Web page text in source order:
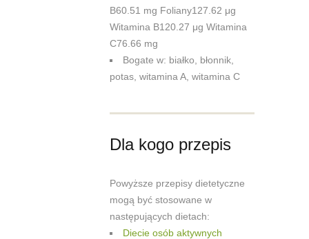
B60.51 mg Foliany127.62 μg
Witamina B120.27 μg Witamina
C76.66 mg
Bogate w: białko, błonnik,
potas, witamina A, witamina C
Dla kogo przepis
Powyższe przepisy dietetyczne
mogą być stosowane w
następujących dietach:
Diecie osób aktywnych